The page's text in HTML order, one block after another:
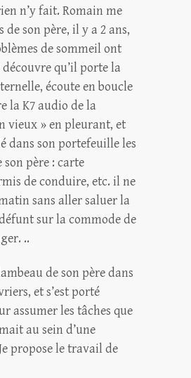
n’y fait. Romain me
de son père, il y a 2 ans,
de sommeil ont
découvre qu’il porte la
écoute en boucle
la K7 audio de la
vieux » en pleurant, et
dans son portefeuille les
père : carte
de conduire, etc. il ne
sans aller saluer la
sur la commode de
..
de son père dans
et s’est porté
assumer les tâches que
au sein d’une
propose le travail de